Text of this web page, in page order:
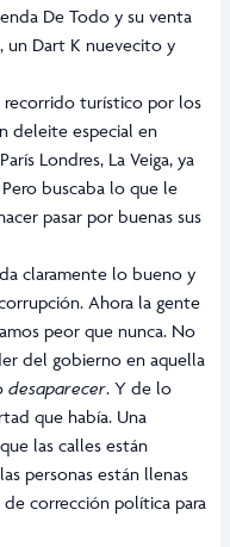
De Todo y su venta
un Dart K nuevecito y
recorrido turístico por los
deleite especial en
Londres, La Veiga, ya
buscaba lo que le
pasar por buenas sus
claramente lo bueno y
Ahora la gente
peor que nunca. No
del gobierno en aquella
desaparecer. Y de lo
que había. Una
las calles están
personas están llenas
corrección política para